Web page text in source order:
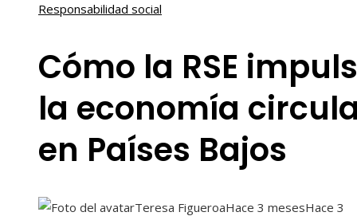
Responsabilidad social
Cómo la RSE
la economía
en Países Bajos
Teresa FigueroaHace 3 mesesHace 3